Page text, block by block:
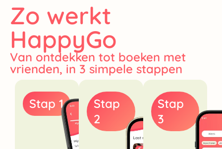
Zo werkt
HappyGo
Van ontdekken tot boeken met
vrienden, in 3 simpele stappen
Stap 1
Stap
2
Stap
3